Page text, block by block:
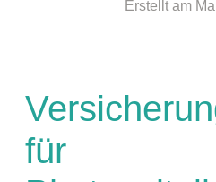
Erstellt am
für